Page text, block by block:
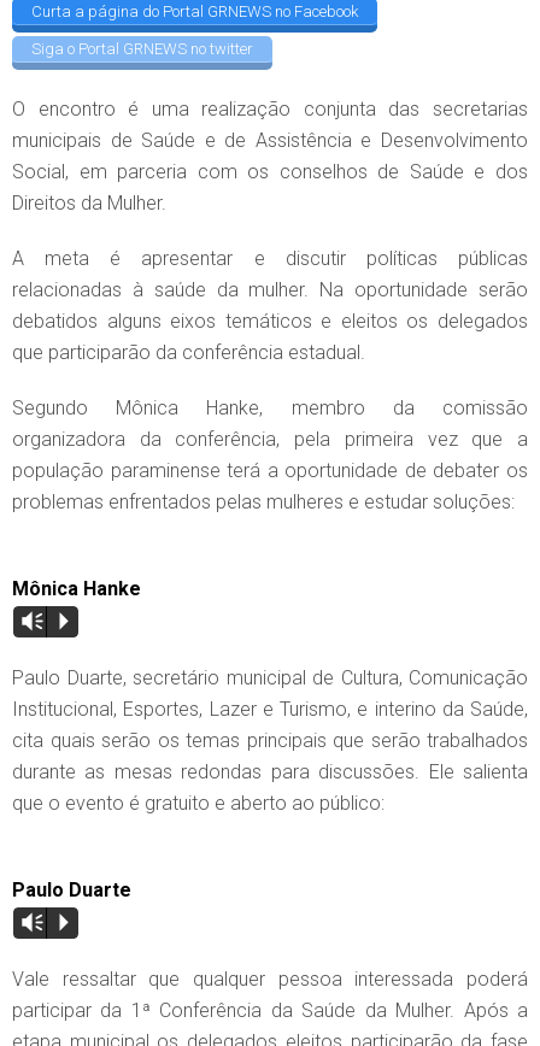
Curta a página do Portal GRNEWS no Facebook
Siga o Portal GRNEWS no twitter
O encontro é uma realização conjunta das secretarias
municipais de Saúde e de Assistência e Desenvolvimento
Social, em parceria com os conselhos de Saúde e dos
Direitos da Mulher.
A meta é apresentar e discutir políticas públicas
relacionadas à saúde da mulher. Na oportunidade serão
debatidos alguns eixos temáticos e eleitos os delegados
que participarão da conferência estadual.
Segundo Mônica Hanke, membro da comissão
organizadora da conferência, pela primeira vez que a
população paraminense terá a oportunidade de debater os
problemas enfrentados pelas mulheres e estudar soluções:
Mônica Hanke
Vm P
Paulo Duarte, secretário municipal de Cultura, Comunicação
Institucional, Esportes, Lazer e Turismo, e interino da Saúde,
cita quais serão os temas principais que serão trabalhados
durante as mesas redondas para discussões. Ele salienta
que o evento é gratuito e aberto ao público:
Paulo Duarte
Vm P
Vale ressaltar que qualquer pessoa interessada poderá
participar da 1ª Conferência da Saúde da Mulher. Após a